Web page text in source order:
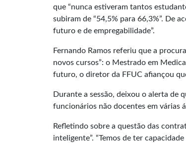
que “nunca estiveram tantos
subiram de “54,5% para 66,3%”. De
futuro e de empregabilidade”.
Fernando Ramos referiu que a
novos cursos”: o Mestrado em
futuro, o diretor da FFUC afiançou
Durante a sessão, deixou o alerta de
funcionários não docentes em várias
Refletindo sobre a questão das
inteligente”. “Temos de ter